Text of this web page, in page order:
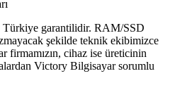
garantilidir. RAM/SSD
şekilde teknik ekibimizce
firmamızın, cihaz ise üreticinin
Victory Bilgisayar sorumlu